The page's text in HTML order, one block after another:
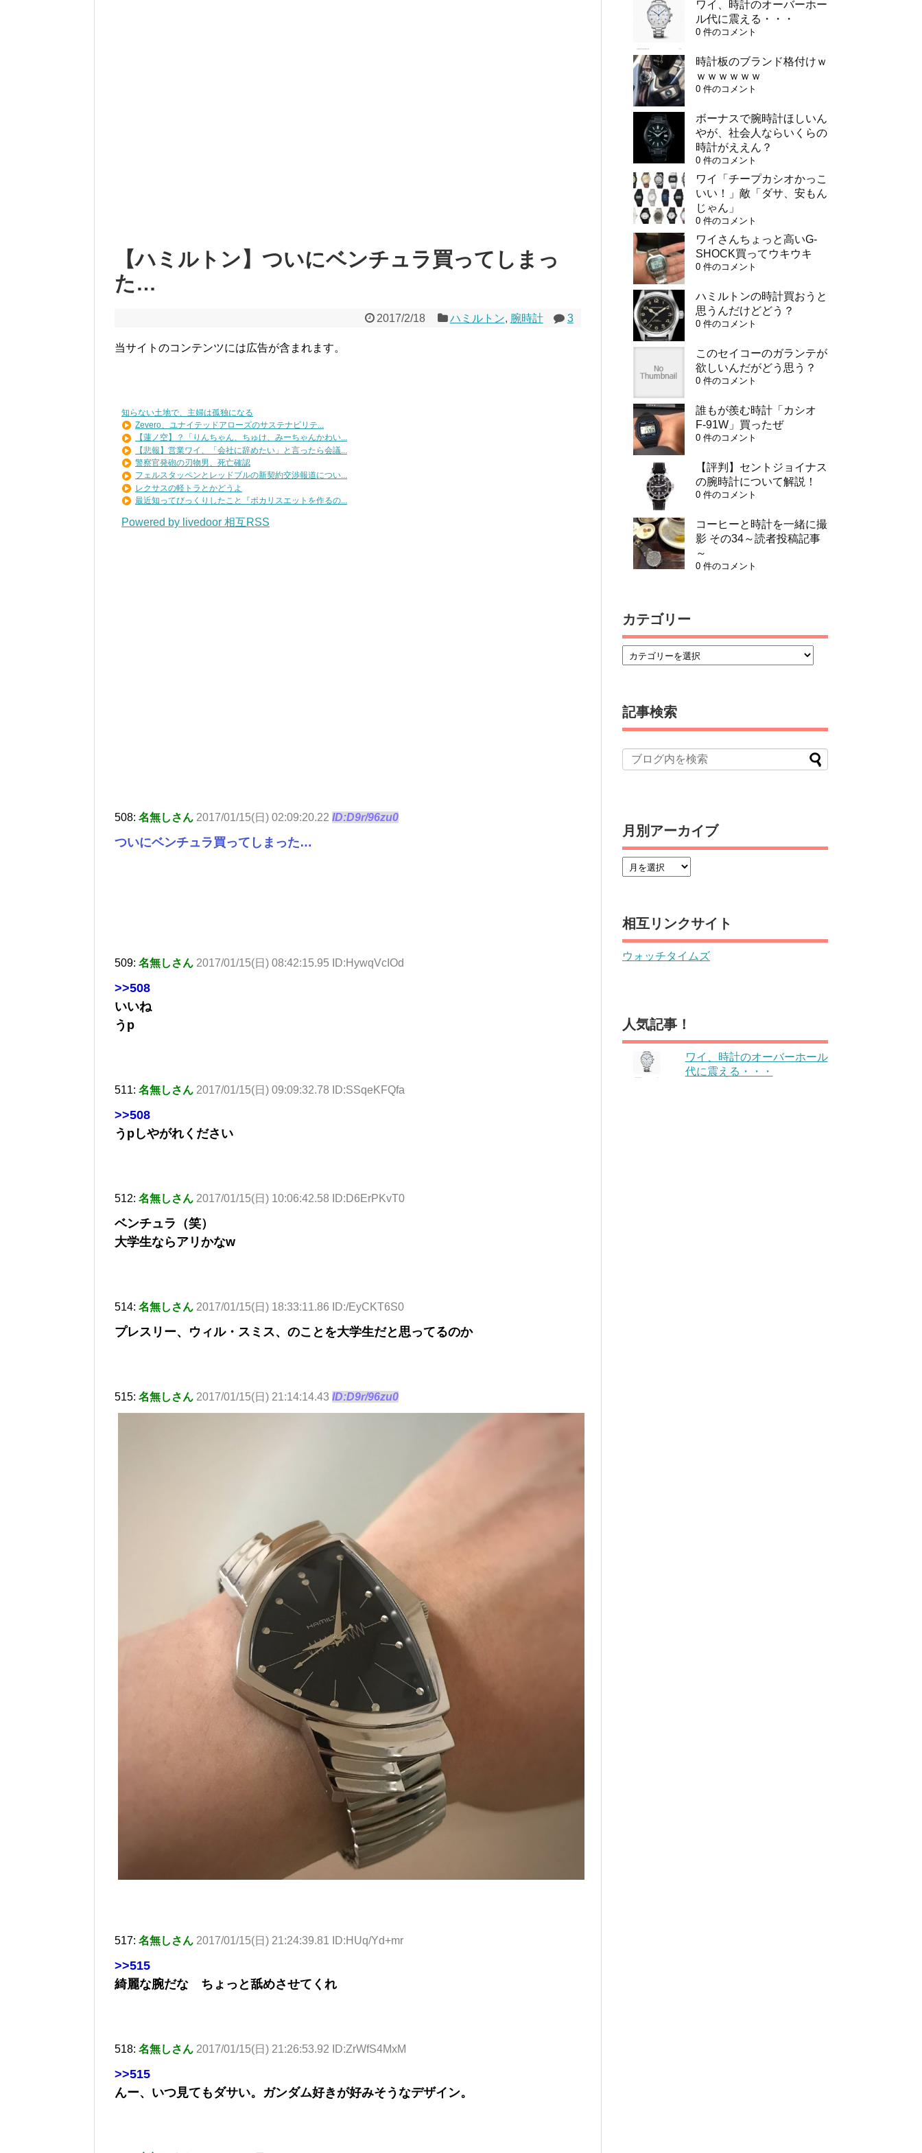
【ハミルトン】ついにベンチュラ買ってしまっ
た…
2017/2/18 ハミルトン, 腕時計 3
当サイトのコンテンツには広告が含まれます。
知らない土地で、主婦は孤独になる
Zevero、ユナイテッドアローズのサステナビリテ...
【蓮ノ空】？「りんちゃん、ちゅけ、みーちゃんかわい...
【悲報】営業ワイ、「会社に辞めたい」と言ったら会議...
警察官発砲の刃物男、死亡確認
フェルスタッペンとレッドブルの新契約交渉報道につい...
レクサスの軽トラとかどうよ
最近知ってびっくりしたこと『ポカリスエットを作るの...
Powered by livedoor 相互RSS
508: 名無しさん 2017/01/15(日) 02:09:20.22 ID:D9r/96zu0
ついにベンチュラ買ってしまった…
509: 名無しさん 2017/01/15(日) 08:42:15.95 ID:HywqVcIOd
>>508
いいね
うp
511: 名無しさん 2017/01/15(日) 09:09:32.78 ID:SSqeKFQfa
>>508
うpしやがれください
512: 名無しさん 2017/01/15(日) 10:06:42.58 ID:D6ErPKvT0
ベンチュラ（笑）
大学生ならアリかなw
514: 名無しさん 2017/01/15(日) 18:33:11.86 ID:/EyCKT6S0
プレスリー、ウィル・スミス、のことを大学生だと思ってるのか
515: 名無しさん 2017/01/15(日) 21:14:14.43 ID:D9r/96zu0
517: 名無しさん 2017/01/15(日) 21:24:39.81 ID:HUq/Yd+mr
>>515
綺麗な腕だな ちょっと舐めさせてくれ
518: 名無しさん 2017/01/15(日) 21:26:53.92 ID:ZrWfS4MxM
>>515
んー、いつ見てもダサい。ガンダム好きが好みそうなデザイン。
ワイ、時計のオーバーホー
ル代に震える・・・
0 件のコメント
時計板のブランド格付けｗ
ｗｗｗｗｗｗ
0 件のコメント
ボーナスで腕時計ほしいん
やが、社会人ならいくらの
時計がええん？
0 件のコメント
ワイ「チープカシオかっこ
いい！」敵「ダサ、安もん
じゃん」
0 件のコメント
ワイさんちょっと高いG-
SHOCK買ってウキウキ
0 件のコメント
ハミルトンの時計買おうと
思うんだけどどう？
0 件のコメント
このセイコーのガランテが
欲しいんだがどう思う？
0 件のコメント
誰もが羨む時計「カシオ
F-91W」買ったぜ
0 件のコメント
【評判】セントジョイナス
の腕時計について解説！
0 件のコメント
コーヒーと時計を一緒に撮
影 その34～読者投稿記事
～
0 件のコメント
カテゴリー
記事検索
月別アーカイブ
相互リンクサイト
ウォッチタイムズ
人気記事！
ワイ、時計のオーバーホール
代に震える・・・